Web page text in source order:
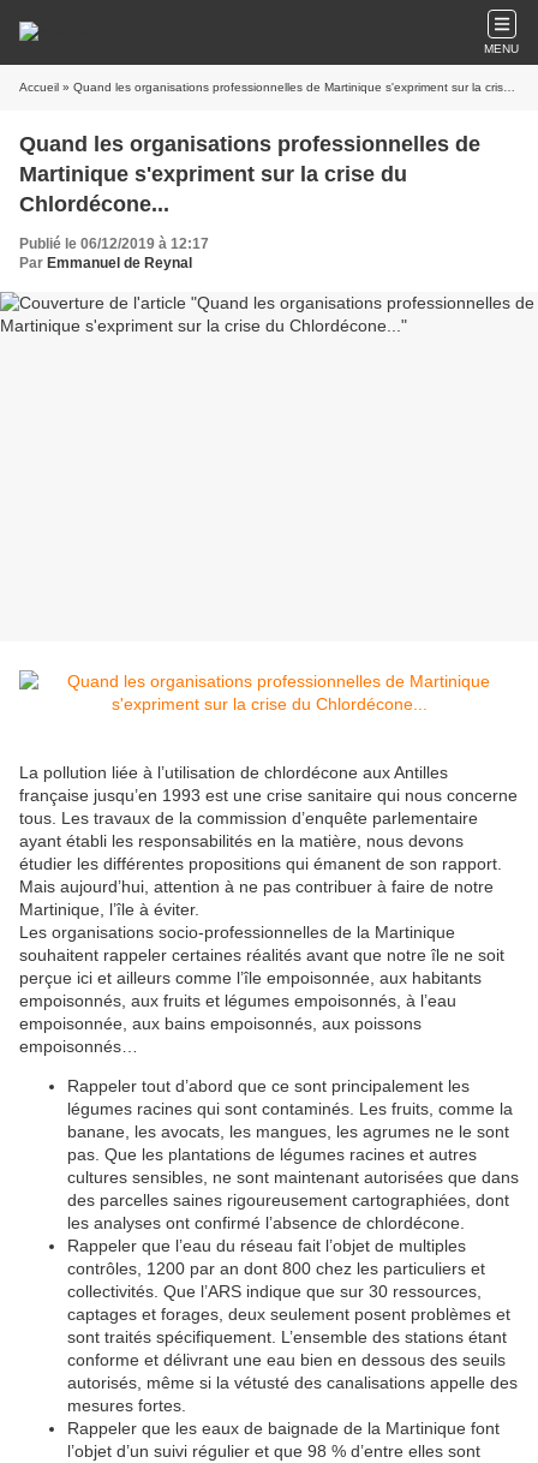
MENU
Accueil » Quand les organisations professionnelles de Martinique s'expriment sur la crise du Chlordécone...
Quand les organisations professionnelles de
Martinique s'expriment sur la crise du
Chlordécone...
Publié le 06/12/2019 à 12:17
Par Emmanuel de Reynal
La pollution liée à l’utilisation de chlordécone aux Antilles
française jusqu’en 1993 est une crise sanitaire qui nous concerne
tous. Les travaux de la commission d’enquête parlementaire
ayant établi les responsabilités en la matière, nous devons
étudier les différentes propositions qui émanent de son rapport.
Mais aujourd’hui, attention à ne pas contribuer à faire de notre
Martinique, l’île à éviter.
Les organisations socio-professionnelles de la Martinique
souhaitent rappeler certaines réalités avant que notre île ne soit
perçue ici et ailleurs comme l’île empoisonnée, aux habitants
empoisonnés, aux fruits et légumes empoisonnés, à l’eau
empoisonnée, aux bains empoisonnés, aux poissons
empoisonnés…
Rappeler tout d’abord que ce sont principalement les
légumes racines qui sont contaminés. Les fruits, comme la
banane, les avocats, les mangues, les agrumes ne le sont
pas. Que les plantations de légumes racines et autres
cultures sensibles, ne sont maintenant autorisées que dans
des parcelles saines rigoureusement cartographiées, dont
les analyses ont confirmé l’absence de chlordécone.
Rappeler que l’eau du réseau fait l’objet de multiples
contrôles, 1200 par an dont 800 chez les particuliers et
collectivités. Que l’ARS indique que sur 30 ressources,
captages et forages, deux seulement posent problèmes et
sont traités spécifiquement. L’ensemble des stations étant
conforme et délivrant une eau bien en dessous des seuils
autorisés, même si la vétusté des canalisations appelle des
mesures fortes.
Rappeler que les eaux de baignade de la Martinique font
l’objet d’un suivi régulier et que 98 % d’entre elles sont